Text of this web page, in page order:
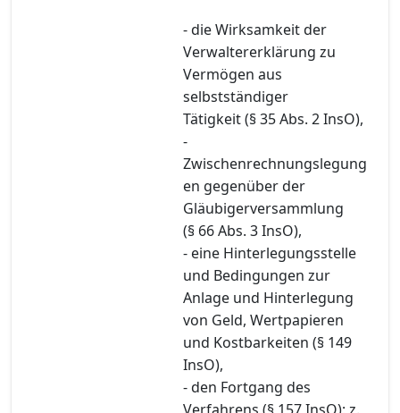
- die Wirksamkeit der
Verwaltererklärung zu
Vermögen aus
selbstständiger
Tätigkeit (§ 35 Abs. 2 InsO),
-
Zwischenrechnungslegung
en gegenüber der
Gläubigerversammlung
(§ 66 Abs. 3 InsO),
- eine Hinterlegungsstelle
und Bedingungen zur
Anlage und Hinterlegung
von Geld, Wertpapieren
und Kostbarkeiten (§ 149
InsO),
- den Fortgang des